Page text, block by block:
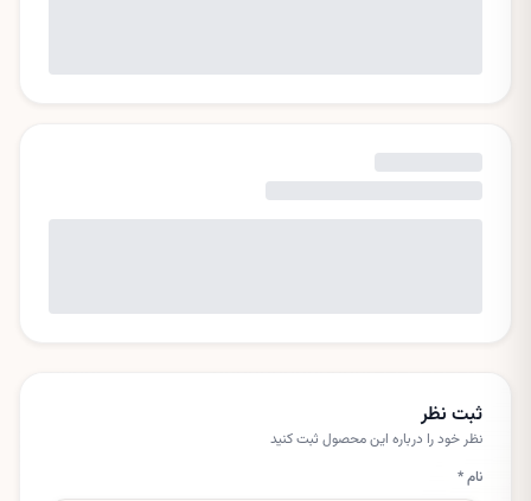
ثبت نظر
نظر خود را درباره اینمحصول ثبت کنید
نام *